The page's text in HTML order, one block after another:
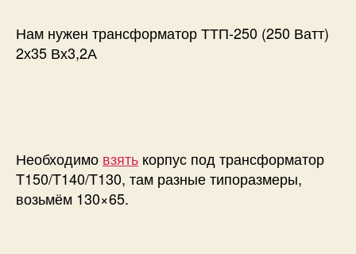
Нам нужен трансформатор ТТП-250 (250 Ватт)
2х35 Вх3,2А
Необходимо взять корпус под трансформатор
T150/T140/T130, там разные типоразмеры,
возьмём 130×65.